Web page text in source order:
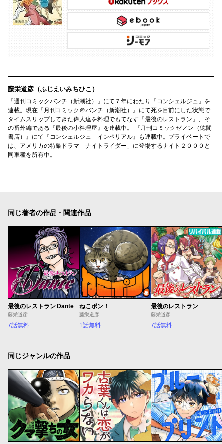
藤栄道彦（ふじえいみちひこ）
『週刊コミックバンチ（新潮社）』にて７年にわたり『コンシェルジュ』を
連載。現在『月刊コミック＠バンチ（新潮社）』にて死を目前にした状態で
タイムスリップしてきた偉人達を料理でもてなす『最後のレストラン』、そ
の番外編である『最後の小料理屋』を連載中。 『月刊コミックゼノン（徳間
書店）』にて『コンシェルジュ インペリアル』も連載中。プライベートで
は、アメリカの特撮ドラマ「ナイトライダー」に登場するナイト２０００と
同車種を所有中。
同じ著者の作品・関連作品
最後のレストラン Dante
藤栄道彦
7話無料
ねこポン！
藤栄道彦
1話無料
最後のレストラン
藤栄道彦
7話無料
同じジャンルの作品